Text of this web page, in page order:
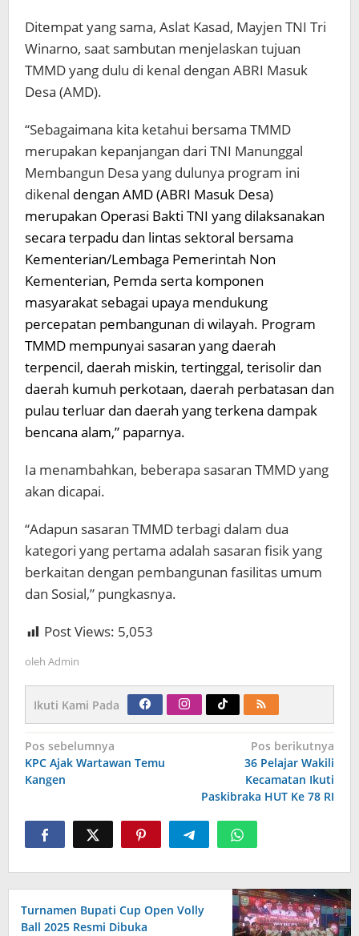
Ditempat yang sama, Aslat Kasad, Mayjen TNI Tri
Winarno, saat sambutan menjelaskan tujuan
TMMD yang dulu di kenal dengan ABRI Masuk
Desa (AMD).
“Sebagaimana kita ketahui bersama TMMD
merupakan kepanjangan dari TNI Manunggal
Membangun Desa yang dulunya program ini
dikenal dengan AMD (ABRI Masuk Desa)
merupakan Operasi Bakti TNI yang dilaksanakan
secara terpadu dan lintas sektoral bersama
Kementerian/Lembaga Pemerintah Non
Kementerian, Pemda serta komponen
masyarakat sebagai upaya mendukung
percepatan pembangunan di wilayah. Program
TMMD mempunyai sasaran yang daerah
terpencil, daerah miskin, tertinggal, terisolir dan
daerah kumuh perkotaan, daerah perbatasan dan
pulau terluar dan daerah yang terkena dampak
bencana alam,” paparnya.
Ia menambahkan, beberapa sasaran TMMD yang
akan dicapai.
“Adapun sasaran TMMD terbagi dalam dua
kategori yang pertama adalah sasaran fisik yang
berkaitan dengan pembangunan fasilitas umum
dan Sosial,” pungkasnya.
Post Views: 5,053
oleh Admin
Ikuti Kami Pada
Navigasi
pos
Pos sebelumnya
KPC Ajak Wartawan Temu
Kangen
Pos berikutnya
36 Pelajar Wakili
Kecamatan Ikuti
Paskibraka HUT Ke 78 RI
Turnamen Bupati Cup Open Volly
Ball 2025 Resmi Dibuka